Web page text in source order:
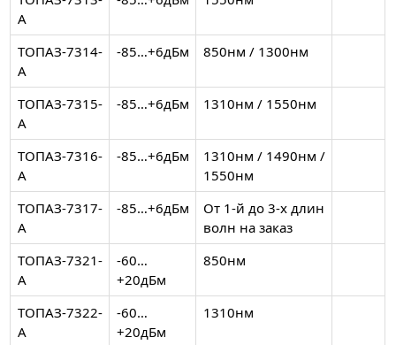
А
ТОПАЗ-7314-
А
-85…+6дБм 850нм / 1300нм
ТОПАЗ-7315-
А
-85…+6дБм 1310нм / 1550нм
ТОПАЗ-7316-
А
-85…+6дБм
1310нм / 1490нм /
1550нм
ТОПАЗ-7317-
А
-85…+6дБм
От 1-й до 3-х длин
волн на заказ
ТОПАЗ-7321-
А
-60…
+20дБм
850нм
ТОПАЗ-7322-
А
-60…
+20дБм
1310нм